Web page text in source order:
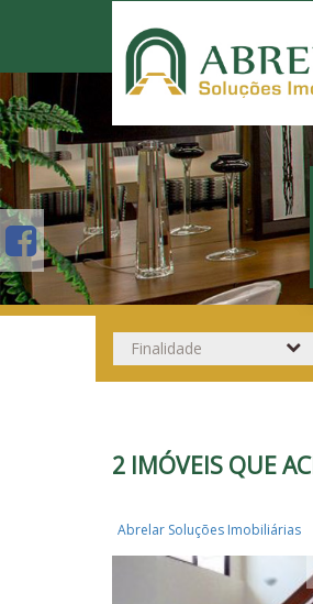
2 IMÓVEIS QUE
Abrelar Soluções Imobiliárias